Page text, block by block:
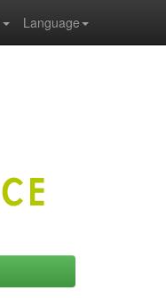
Language